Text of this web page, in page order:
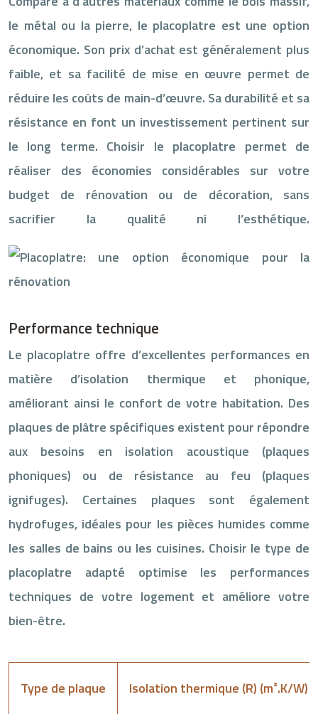
le métal ou la pierre, le placoplatre est une option
économique. Son prix d’achat est généralement plus
faible, et sa facilité de mise en œuvre permet de
réduire les coûts de main-d’œuvre. Sa durabilité et sa
résistance en font un investissement pertinent sur
le long terme. Choisir le placoplatre permet de
réaliser des économies considérables sur votre
budget de rénovation ou de décoration, sans
sacrifier la qualité ni l’esthétique.
Performance technique
Le placoplatre offre d’excellentes performances en
matière d’isolation thermique et phonique,
améliorant ainsi le confort de votre habitation. Des
plaques de plâtre spécifiques existent pour répondre
aux besoins en isolation acoustique (plaques
phoniques) ou de résistance au feu (plaques
ignifuges). Certaines plaques sont également
hydrofuges, idéales pour les pièces humides comme
les salles de bains ou les cuisines. Choisir le type de
placoplatre adapté optimise les performances
techniques de votre logement et améliore votre
bien-être.
Type de plaque Isolation thermique (R) (m².K/W)